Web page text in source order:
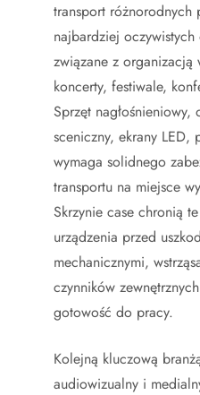
transport różnorodnych
najbardziej
związane z organizacją
koncerty, festiwale,
Sprzęt nagłośnieniowy,
sceniczny, ekrany
wymaga solidnego
transportu na miejsce
Skrzynie case chronią
urządzenia przed
mechanicznymi,
czynników
gotowość do pracy.
Kolejną kluczową
audiowizualny i